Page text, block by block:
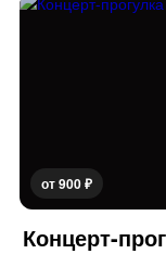
от 900 ₽
Концерт-